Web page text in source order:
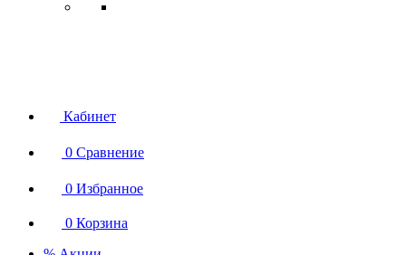
Кабинет
0 Сравнение
0 Избранное
0 Корзина